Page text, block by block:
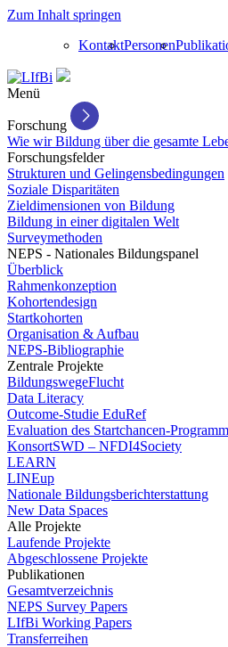
Zum Inhalt springen
KontaktPersonen
Menü
Forschung
Wie wir Bildung über die gesamte
Forschungsfelder
Strukturen und Gelingensbedingungen
Soziale Disparitäten
Zieldimensionen von Bildung
Bildung in einer digitalen Welt
Surveymethoden
NEPS - Nationales Bildungspanel
Überblick
Rahmenkonzeption
Kohortendesign
Startkohorten
Organisation & Aufbau
NEPS-Bibliographie
Zentrale Projekte
BildungswegeFlucht
Data Literacy
Outcome-Studie EduRef
Evaluation des Startchancen-
KonsortSWD – NFDI4Society
LEARN
LINEup
Nationale Bildungsberichterstattung
New Data Spaces
Alle Projekte
Laufende Projekte
Abgeschlossene Projekte
Publikationen
Gesamtverzeichnis
NEPS Survey Papers
LIfBi Working Papers
Transferreihen